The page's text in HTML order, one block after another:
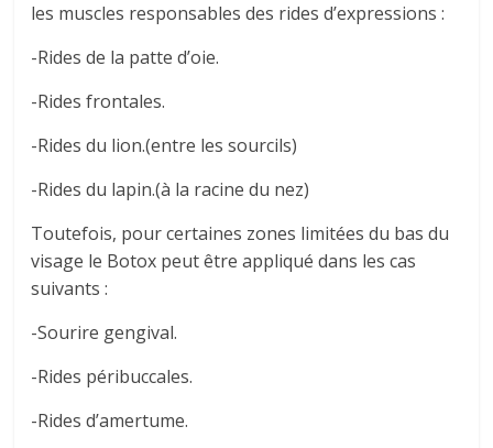
les muscles responsables des rides d’expressions :
-Rides de la patte d’oie.
-Rides frontales.
-Rides du lion.(entre les sourcils)
-Rides du lapin.(à la racine du nez)
Toutefois, pour certaines zones limitées du bas du
visage le Botox peut être appliqué dans les cas
suivants :
-Sourire gengival.
-Rides péribuccales.
-Rides d’amertume.